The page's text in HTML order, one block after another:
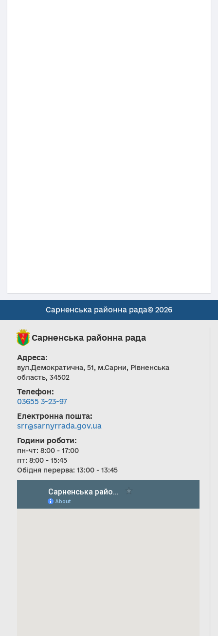
Сарненська районна рада© 2026
Сарненська районна рада
Адреса:
вул.Демократична, 51, м.Сарни, Рівненська
область, 34502
Телефон:
03655 3-23-97
Електронна пошта:
srr@sarnyrrada.gov.ua
Години роботи:
пн-чт: 8:00 - 17:00
пт: 8:00 - 15:45
Обідня перерва: 13:00 - 13:45